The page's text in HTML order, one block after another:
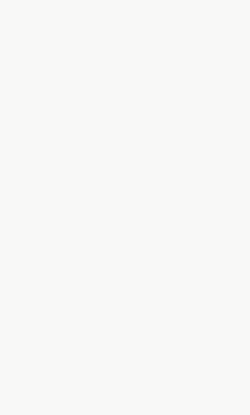
находишь меткие
не просто слушать,
к мелочам
время летит
умеешь разрядить
твоей